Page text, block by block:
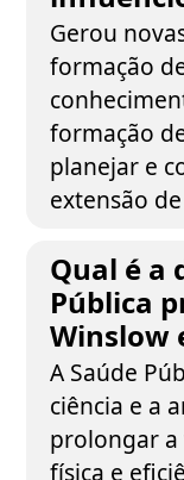
Gerou
formação
formação
planejar e
extensão
Qual é a
Pública
Winslow
A Saúde
ciência e a
prolongar a
física e